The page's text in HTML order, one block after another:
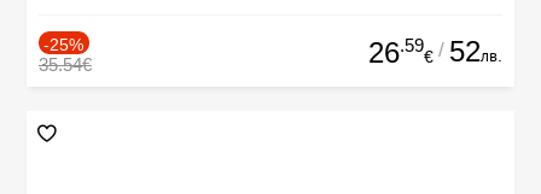
-25%
35.54€ 26.59
€ / 52лв.